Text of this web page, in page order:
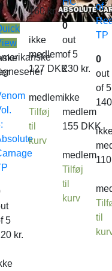
5
kr.
160kr.
ikke
medlem
127 DKK
medlem
Tilføj
til
kurv
0
out
of 5
230 kr.
ikke
medlem
155 DKK
medlem
Tilføj
til
kurv
of
TP
0
out
of 5
140
110
til